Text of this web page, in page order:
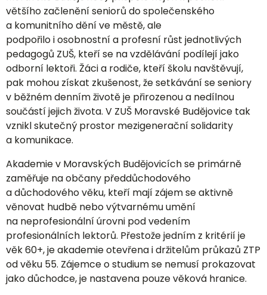
většího začlenění seniorů do společenského
a komunitního dění ve městě, ale
podpořilo i osobnostní a profesní růst jednotlivých
pedagogů ZUŠ, kteří se na vzdělávání podílejí jako
odborní lektoři. Žáci a rodiče, kteří školu navštěvují,
pak mohou získat zkušenost, že setkávání se seniory
v běžném denním životě je přirozenou a nedílnou
součástí jejich života. V ZUŠ Moravské Budějovice tak
vznikl skutečný prostor mezigenerační solidarity
a komunikace.
Akademie v Moravských Budějovicích se primárně
zaměřuje na občany předdůchodového
a důchodového věku, kteří mají zájem se aktivně
věnovat hudbě nebo výtvarnému umění
na neprofesionální úrovni pod vedením
profesionálních lektorů. Přestože jedním z kritérií je
věk 60+, je akademie otevřena i držitelům průkazů ZTP
od věku 55. Zájemce o studium se nemusí prokazovat
jako důchodce, je nastavena pouze věková hranice.